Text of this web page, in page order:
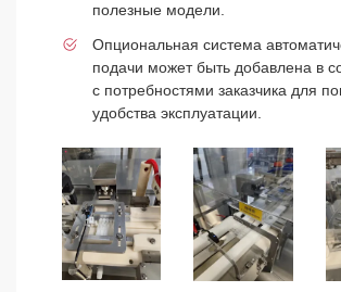
полезные модели.
Опциональная система
подачи может быть добавлена в
с потребностями заказчика для
удобства эксплуатации.